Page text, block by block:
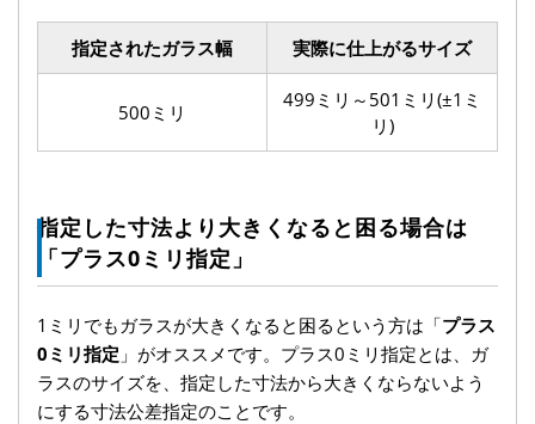
指定されたガラス幅 実際に仕上がるサイズ
500ミリ
499ミリ～501ミリ(±1ミ
リ)
指定した寸法より大きくなると困る場合は
「プラス0ミリ指定」
1ミリでもガラスが大きくなると困るという方は「プラス
0ミリ指定 」がオススメです。プラス0ミリ指定とは、ガ
ラスのサイズを、指定した寸法から大きくならないよう
にする寸法公差指定のことです。